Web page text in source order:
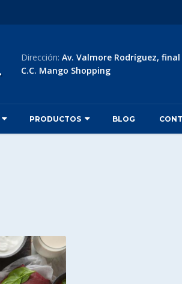
Dirección: Av. Valmore Rodríguez,
C.C. Mango Shopping
PRODUCTOS BLOG